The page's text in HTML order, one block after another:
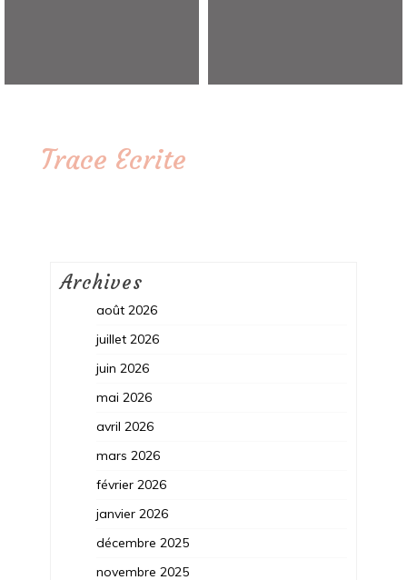
Trace Ecrite
Archives
août 2026
juillet 2026
juin 2026
mai 2026
avril 2026
mars 2026
février 2026
janvier 2026
décembre 2025
novembre 2025